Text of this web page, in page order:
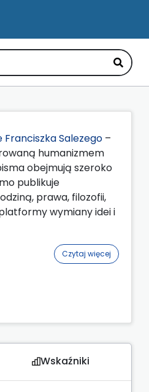
Salezego –
humanizmem
obejmują szeroko
publikuje
prawa, filozofii,
wymiany idei i
Czytaj więcej
Wskaźniki